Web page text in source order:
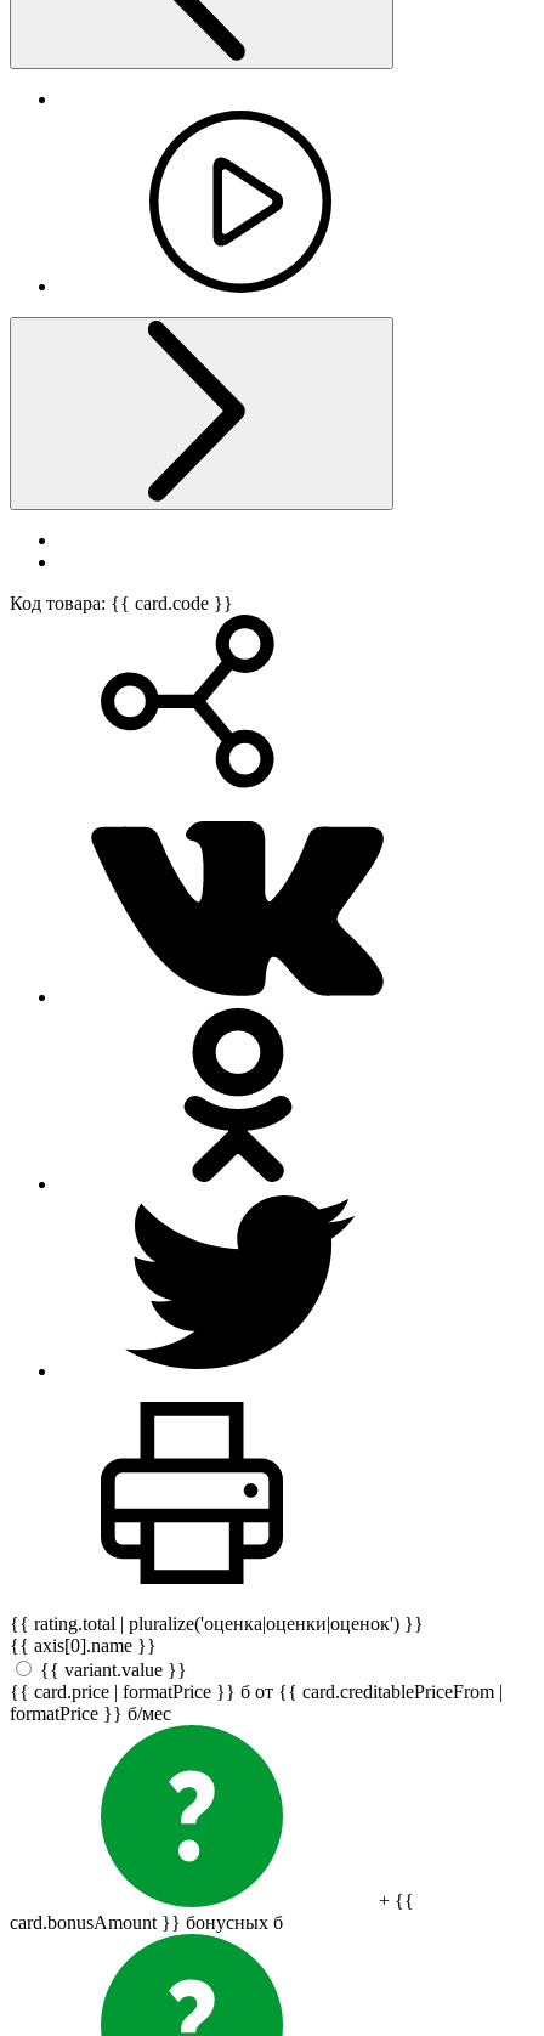
Код товара: {{ card.code }}
{{ rating.total | pluralize('оценка|оценки|оценок') }}
{{ axis[0].name }}
{{ variant.value }}
{{ card.price | formatPrice }} б от {{ card.creditablePriceFrom |
formatPrice }} б/мес
+ {{
card.bonusAmount }} бонусных б